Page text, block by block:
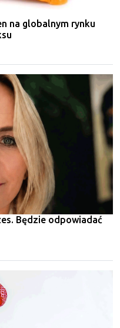
na globalnym rynku
Będzie odpowiadać